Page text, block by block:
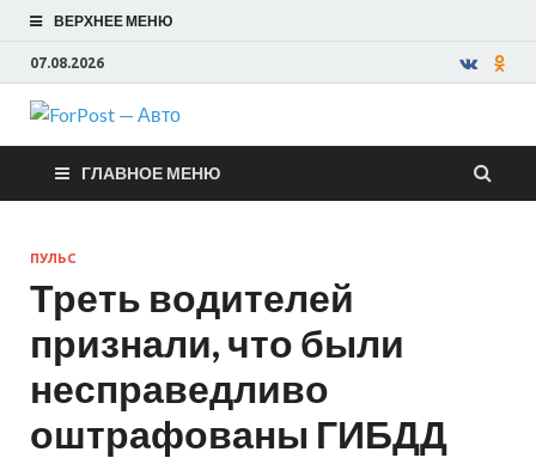
ВЕРХНЕЕ МЕНЮ
07.08.2026
ForPost —
Авто
ГЛАВНОЕ МЕНЮ
ПУЛЬС
Треть водителей
признали, что были
несправедливо
оштрафованы ГИБДД